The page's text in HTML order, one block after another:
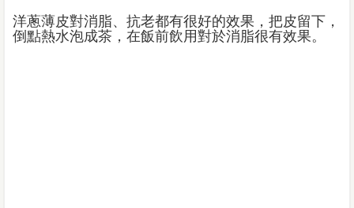
洋蔥薄皮對消脂、抗老都有很好的效果，把皮留下，
倒點熱水泡成茶，在飯前飲用對於消脂很有效果。